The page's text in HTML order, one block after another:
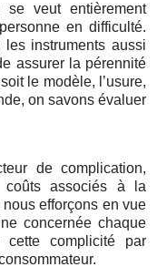
veut entièrement
en difficulté.
instruments aussi
assurer la pérennité
le modèle, l’usure,
on savons évaluer
de complication,
associés à la
efforçons en vue
concernée chaque
cette complicité par